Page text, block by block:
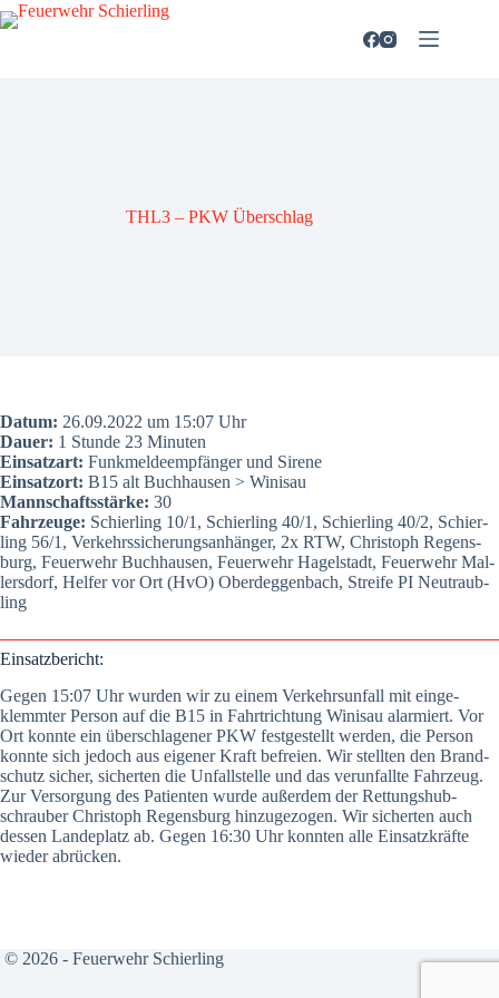
Zum
Inhalt
THL3 – PKW Über­schlag
Datum: 26.09.2022 um 15:07 Uhr
Dau­er: 1 Stun­de 23 Minu­ten
Ein­satz­art: Funk­mel­de­emp­fän­ger und Sire­ne
Ein­satz­ort: B15 alt Buch­hau­sen > Winis­au
Mann­schafts­stär­ke: 30
Fahr­zeu­ge: Schier­ling 10/1, Schier­ling 40/1, Schier­ling 40/2, Schier­
ling 56/1, Ver­kehrs­si­che­rungs­an­hän­ger, 2x RTW, Chris­toph Regens­
burg, Feu­er­wehr Buch­hau­sen, Feu­er­wehr Hagel­stadt, Feu­er­wehr Mal­
lers­dorf, Hel­fer vor Ort (HvO) Oberdeg­gen­bach, Strei­fe PI Neu­traub­
ling
Ein­satz­be­richt:
Gegen 15:07 Uhr wur­den wir zu einem Ver­kehrs­un­fall mit ein­ge­
klemm­ter Per­son auf die B15 in Fahrt­rich­tung Winis­au alar­miert. Vor
Ort konn­te ein über­schla­ge­ner PKW fest­ge­stellt wer­den, die Per­son
konn­te sich jedoch aus eige­ner Kraft befrei­en. Wir stell­ten den Brand­
schutz sicher, sicher­ten die Unfall­stel­le und das ver­un­fall­te Fahr­zeug.
Zur Ver­sor­gung des Pati­en­ten wur­de außer­dem der Ret­tungs­hub­
schrau­ber Chris­toph Regens­burg hin­zu­ge­zo­gen. Wir sicher­ten auch
des­sen Lan­de­platz ab. Gegen 16:30 Uhr konn­ten alle Ein­satz­kräf­te
wie­der abrü­cken.
© 2026 - Feuerwehr Schierling